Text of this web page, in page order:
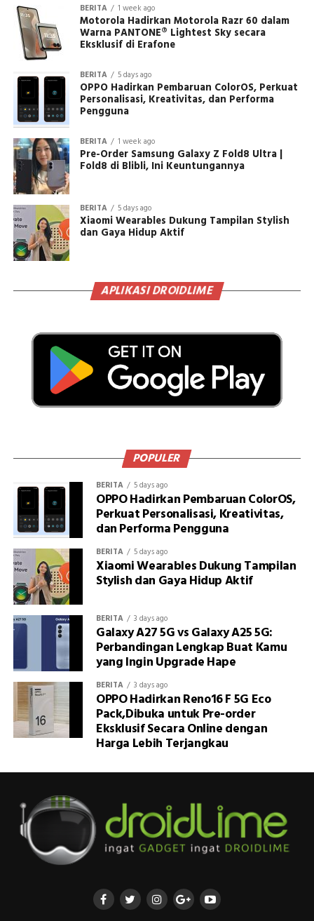
BERITA 1 week ago
Motorola Hadirkan Motorola Razr 60 dalam
Warna PANTONE® Lightest Sky secara
Eksklusif di Erafone
BERITA 5 days ago
OPPO Hadirkan Pembaruan ColorOS, Perkuat
Personalisasi, Kreativitas, dan Performa
Pengguna
BERITA 1 week ago
Pre-Order Samsung Galaxy Z Fold8 Ultra |
Fold8 di Blibli, Ini Keuntungannya
BERITA 5 days ago
Xiaomi Wearables Dukung Tampilan Stylish
dan Gaya Hidup Aktif
APLIKASI DROIDLIME
POPULER
BERITA 5 days ago
OPPO Hadirkan Pembaruan ColorOS,
Perkuat Personalisasi, Kreativitas,
dan Performa Pengguna
BERITA 5 days ago
Xiaomi Wearables Dukung Tampilan
Stylish dan Gaya Hidup Aktif
BERITA 3 days ago
Galaxy A27 5G vs Galaxy A25 5G:
Perbandingan Lengkap Buat Kamu
yang Ingin Upgrade Hape
BERITA 3 days ago
OPPO Hadirkan Reno16 F 5G Eco
Pack,Dibuka untuk Pre-order
Eksklusif Secara Online dengan
Harga Lebih Terjangkau